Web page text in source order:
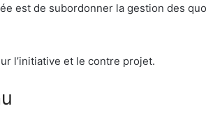
est de subordonner la gestion des
l’initiative et le contre projet.